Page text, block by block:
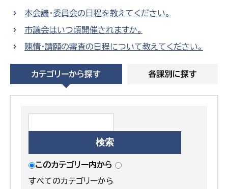
本会議・委員会の日程を教えてください。
市議会はいつ頃開催されますか。
陳情・請願の審査の日程について教えてください。
カテゴリーから探す 各課別に探す
このカテゴリー内から
すべてのカテゴリーから